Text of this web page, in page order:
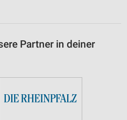
Partner in deiner